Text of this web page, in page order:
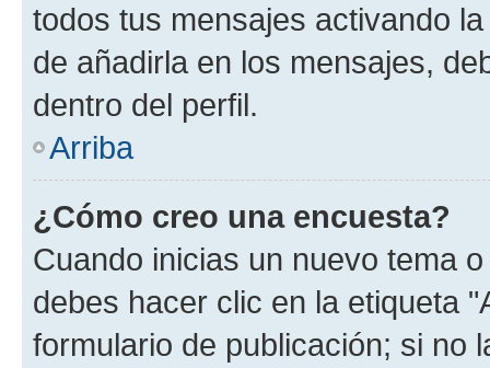
todos tus mensajes activando
de añadirla en los mensajes,
dentro del perfil.
Arriba
¿Cómo creo una encuesta?
Cuando inicias un nuevo tema
debes hacer clic en la etiqueta
formulario de publicación; si no